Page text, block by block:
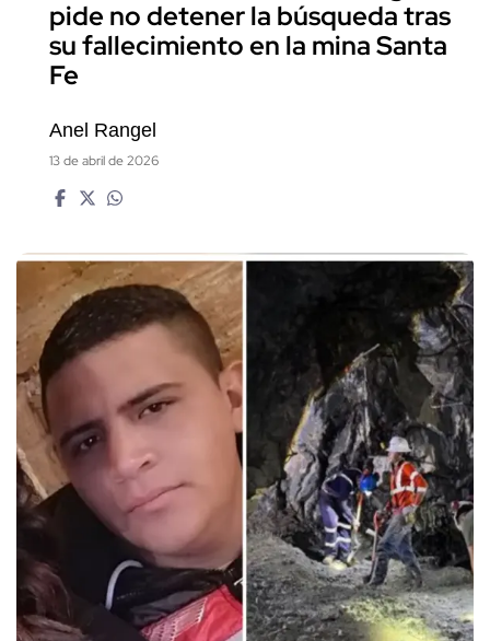
pide no detener la búsqueda tras
su fallecimiento en la mina Santa
Fe
Anel Rangel
13 de abril de 2026